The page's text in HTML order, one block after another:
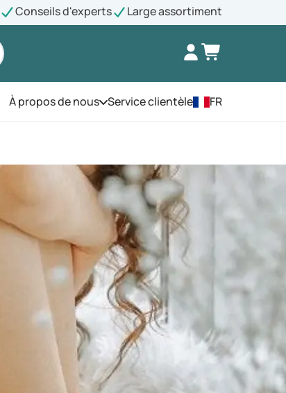
Conseils d'experts Large assortiment
À propos de nousOuvrez le menu
Service clientèle FR